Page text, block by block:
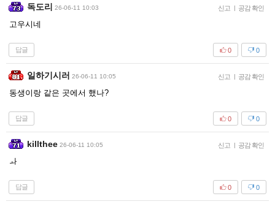
독도리 26-06-11 10:03 신고 | 공감 확인
고우시네
답글 0
0
일하기시러 26-06-11 10:05 신고 | 공감 확인
동생이랑 같은 곳에서 했나?
답글 0
0
killthee 26-06-11 10:05 신고 | 공감 확인
ㅘ
답글 0
0